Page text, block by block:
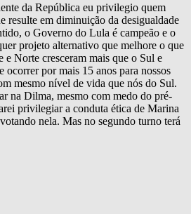
da República eu privilegio quem
resulte em diminuição da desigualdade
o Governo do Lula é campeão e o
projeto alternativo que melhore o que
e Norte cresceram mais que o Sul e
ocorrer por mais 15 anos para nossos
mesmo nível de vida que nós do Sul.
na Dilma, mesmo com medo do pré-
privilegiar a conduta ética de Marina
nela. Mas no segundo turno terá